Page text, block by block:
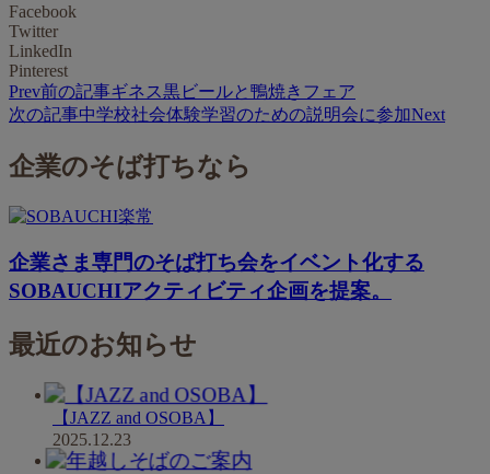
Facebook
Twitter
LinkedIn
Pinterest
Prev前の記事ギネス黒ビールと鴨焼きフェア
次の記事中学校社会体験学習のための説明会に参加Next
企業のそば打ちなら
企業さま専門のそば打ち会をイベント化する
SOBAUCHIアクティビティ企画を提案。
最近のお知らせ
【JAZZ and OSOBA】
2025.12.23